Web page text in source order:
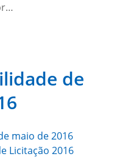
de
maio de 2016
Licitação 2016